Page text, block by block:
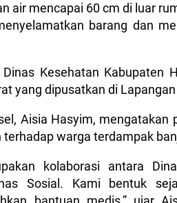
air mencapai 60 cm di luar
barang dan
Kesehatan Kabupaten
yang dipusatkan di
Aisia Hasyim, mengatakan
warga terdampak
kolaborasi antara
Sosial. Kami bentuk